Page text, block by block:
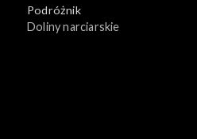
Podróżnik
Doliny narciarskie